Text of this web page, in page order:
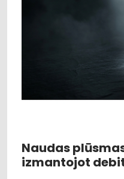
Naudas
izmantojot